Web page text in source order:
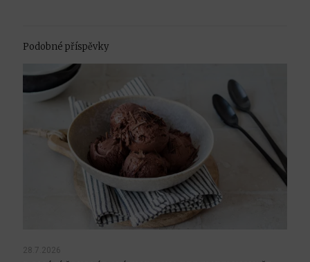
Podobné příspěvky
28.7.2026